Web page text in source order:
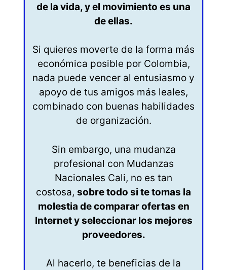
de la vida, y el movimiento es una
de ellas.
Si quieres moverte de la forma más
económica posible por Colombia,
nada puede vencer al entusiasmo y
apoyo de tus amigos más leales,
combinado con buenas habilidades
de organización.
Sin embargo, una mudanza
profesional con Mudanzas
Nacionales Cali, no es tan
costosa, sobre todo si te tomas la
molestia de comparar ofertas en
Internet y seleccionar los mejores
proveedores.
Al hacerlo, te beneficias de la